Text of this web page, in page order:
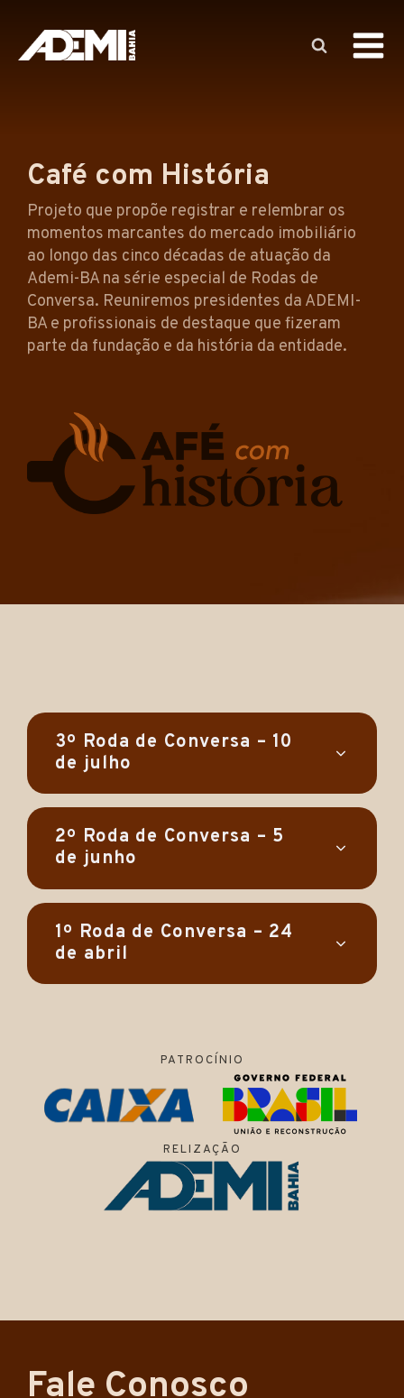
Café com História
Projeto que propõe registrar e relembrar os
momentos marcantes do mercado imobiliário
ao longo das cinco décadas de atuação da
Ademi-BA na série especial de Rodas de
Conversa. Reuniremos presidentes da ADEMI-
BA e profissionais de destaque que fizeram
parte da fundação e da história da entidade.
3º Roda de Conversa – 10
de julho
2º Roda de Conversa – 5
de junho
1º Roda de Conversa – 24
de abril
PATROCÍNIO
RELIZAÇÃO
Fale Conosco